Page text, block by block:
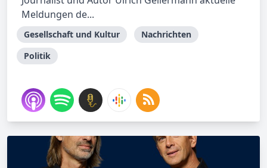
Meldungen de...
Gesellschaft und Kultur
Nachrichten
Politik